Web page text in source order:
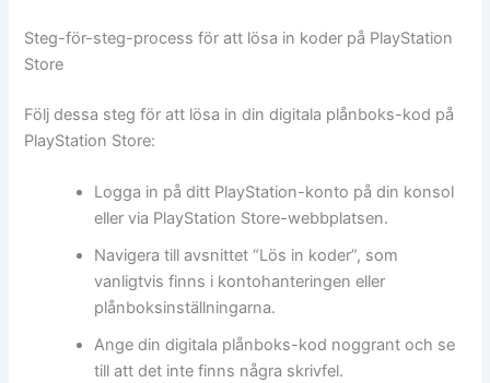
Steg-för-steg-process för att lösa in koder på PlayStation
Store
Följ dessa steg för att lösa in din digitala plånboks-kod på
PlayStation Store:
Logga in på ditt PlayStation-konto på din konsol
eller via PlayStation Store-webbplatsen.
Navigera till avsnittet “Lös in koder”, som
vanligtvis finns i kontohanteringen eller
plånboksinställningarna.
Ange din digitala plånboks-kod noggrant och se
till att det inte finns några skrivfel.